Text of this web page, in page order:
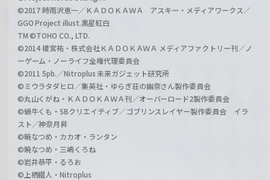
©2017 時雨沢恵一／ＫＡＤＯＫＡＷＡ アスキー・メディアワークス／
GGO Project illust.黒星紅白
TM ©TOHO CO., LTD.
©2014 榎宮祐・株式会社ＫＡＤＯＫＡＷＡ メディアファクトリー刊／ノ
ーゲーム・ノーライフ全権代理委員会
©2011 5pb.／Nitroplus 未来ガジェット研究所
©ミウラタダヒロ／集英社・ゆらぎ荘の幽奈さん製作委員会
©丸山くがね・ＫＡＤＯＫＡＷＡ刊／オーバーロード2製作委員会
©蝸牛くも・SBクリエイティブ／ゴブリンスレイヤー製作委員会 イラ
スト／神奈月昇
©暁なつめ・カカオ・ランタン
©暁なつめ・三嶋くろね
©岩井恭平・るろお
©上栖綴人・Nitroplus